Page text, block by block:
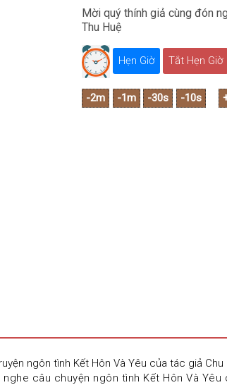
Mời quý thính giả cùng đón
Thu Huệ
Hẹn Giờ Tắt Hẹn Giờ
ngôn tình Kết Hôn Và Yêu của tác giả
câu chuyện ngôn tình Kết Hôn Và